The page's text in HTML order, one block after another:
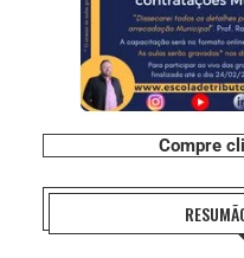
Compre